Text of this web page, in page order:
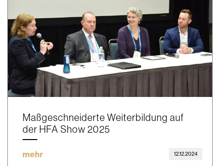
Maßgeschneiderte Weiterbildung auf
der HFA Show 2025
mehr 12.12.2024